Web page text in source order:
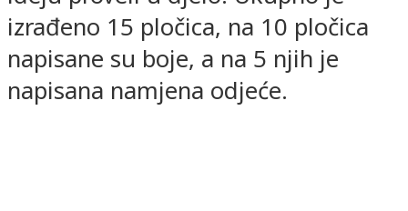
izrađeno 15 pločica, na 10 pločica
napisane su boje, a na 5 njih je
napisana namjena odjeće.